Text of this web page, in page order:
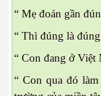
“ Mẹ đoán gần
“ Thì đúng là
“ Con đang ở Việt
“ Con qua đó